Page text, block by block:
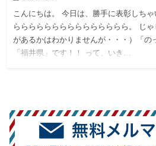
こんにちは。 今日は、勝手に表彰しち
ららららららららららららららら。 じ
があるかはわかりませんが・・・）「
「福井県」です！！ って、いき…